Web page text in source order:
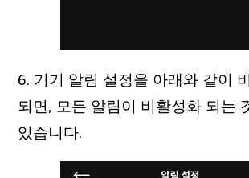
6. 기기 알림 설정을 아래와 같이
되면, 모든 알림이 비활성화 되는
있습니다.